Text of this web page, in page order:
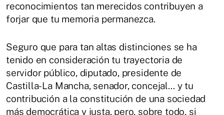
reconocimientos tan merecidos contribuyen a
forjar que tu memoria permanezca.
Seguro que para tan altas distinciones se ha
tenido en consideración tu trayectoria de
servidor público, diputado, presidente de
Castilla-La Mancha, senador, concejal… y tu
contribución a la constitución de una sociedad
más democrática y justa, pero, sobre todo, si